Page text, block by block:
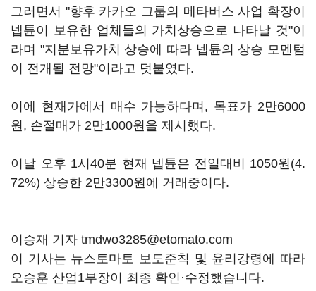
그러면서 "향후 카카오 그룹의 메타버스 사업 확장이
넵튠이 보유한 업체들의 가치상승으로 나타날 것"이
라며 "지분보유가치 상승에 따라 넵튠의 상승 모멘텀
이 전개될 전망"이라고 덧붙였다.
이에 현재가에서 매수 가능하다며, 목표가 2만6000
원, 손절매가 2만1000원을 제시했다.
이날 오후 1시40분 현재 넵튠은 전일대비 1050원(4.
72%) 상승한 2만3300원에 거래중이다.
이승재 기자 tmdwo3285@etomato.com
이 기사는 뉴스토마토 보도준칙 및 윤리강령에 따라
오승훈 산업1부장이 최종 확인·수정했습니다.